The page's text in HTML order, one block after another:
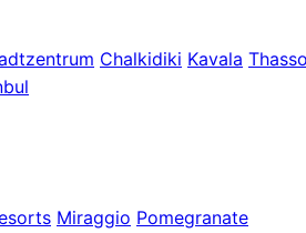
Chalkidiki Kavala
Miraggio Pomegranate